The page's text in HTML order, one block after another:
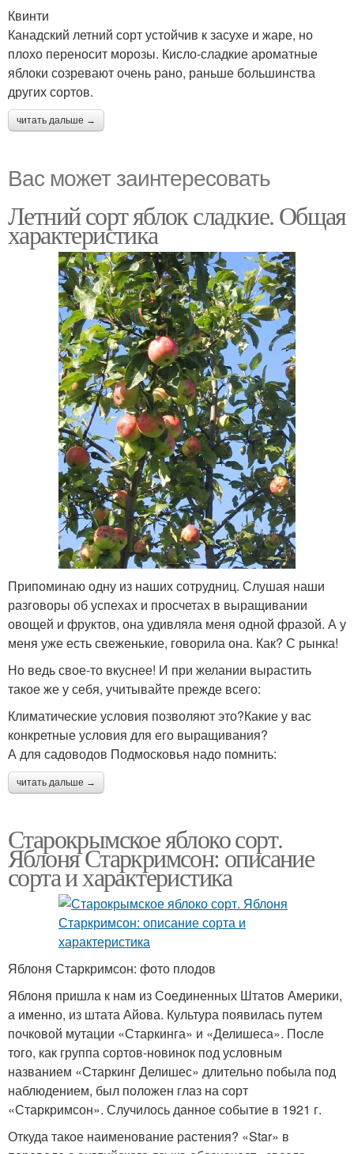
Квинти
Канадский летний сорт устойчив к засухе и жаре, но
плохо переносит морозы. Кисло-сладкие ароматные
яблоки созревают очень рано, раньше большинства
других сортов.
читать дальше →
Вас может заинтересовать
Летний сорт яблок сладкие. Общая
характеристика
Припоминаю одну из наших сотрудниц. Слушая наши
разговоры об успехах и просчетах в выращивании
овощей и фруктов, она удивляла меня одной фразой. А у
меня уже есть свеженькие, говорила она. Как? С рынка!
Но ведь свое-то вкуснее! И при желании вырастить
такое же у себя, учитывайте прежде всего:
Климатические условия позволяют это?Какие у вас
конкретные условия для его выращивания?
А для садоводов Подмосковья надо помнить:
читать дальше →
Старокрымское яблоко сорт.
Яблоня Старкримсон: описание
сорта и характеристика
Яблоня Старкримсон: фото плодов
Яблоня пришла к нам из Соединенных Штатов Америки,
а именно, из штата Айова. Культура появилась путем
почковой мутации «Старкинга» и «Делишеса». После
того, как группа сортов-новинок под условным
названием «Старкинг Делишес» длительно побыла под
наблюдением, был положен глаз на сорт
«Старкримсон». Случилось данное событие в 1921 г.
Откуда такое наименование растения? «Star» в